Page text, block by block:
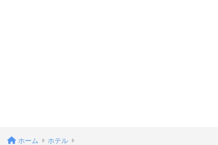
ホーム ホテル